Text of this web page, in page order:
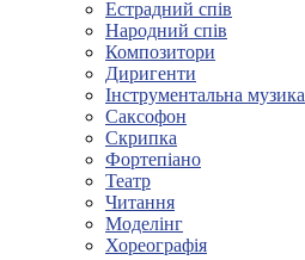
Естрадний спів
Народний спів
Композитори
Диригенти
Інструментальна музика
Саксофон
Скрипка
Фортепіано
Театр
Читання
Моделінг
Хореографія